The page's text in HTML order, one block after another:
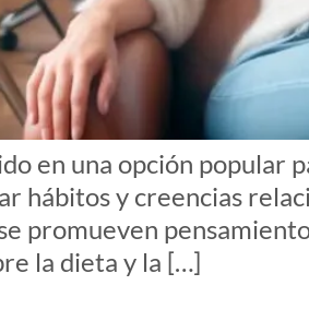
en una opción popular
hábitos y creencias
promueven
la dieta y la […]